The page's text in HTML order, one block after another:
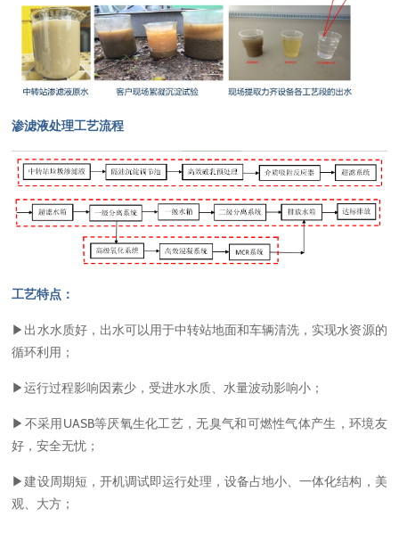
渗滤液处理工艺流程
工艺特点：
▶出水水质好，出水可以用于中转站地面和车辆清洗，实现水资源的
循环利用；
▶运行过程影响因素少，受进水水质、水量波动影响小；
▶不采用UASB等厌氧生化工艺，无臭气和可燃性气体产生，环境友
好，安全无忧；
▶建设周期短，开机调试即运行处理，设备占地小、一体化结构，美
观、大方；